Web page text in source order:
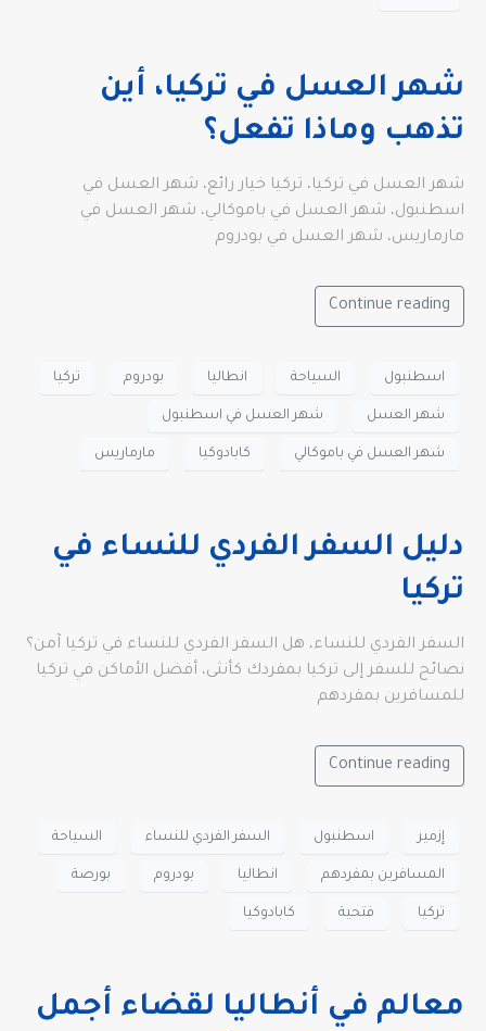
شهر العسل في تركيا، أين
تذهب وماذا تفعل؟
شهر العسل في تركيا، تركيا خيار رائع، شهر العسل في
اسطنبول، شهر العسل في باموكالي، شهر العسل في
مارماريس، شهر العسل في بودروم
Continue reading
اسطنبول السياحة انطاليا بودروم تركيا
شهر العسل شهر العسل في اسطنبول
شهر العسل في باموكالي كابادوكيا مارماريس
دليل السفر الفردي للنساء في
تركيا
السفر الفردي للنساء، هل السفر الفردي للنساء في تركيا آمن؟
نصائح للسفر إلى تركيا بمفردك كأنثى، أفضل الأماكن في تركيا
للمسافرين بمفردهم
Continue reading
إزمير اسطنبول السفر الفردي للنساء السياحة
المسافرين بمفردهم انطاليا بودروم بورصة
تركيا فتحية كابادوكيا
معالم في أنطاليا لقضاء أجمل